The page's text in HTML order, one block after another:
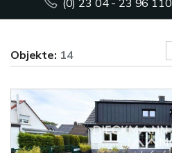
(0) 23 04 - 23 96 110
Objekte: 14